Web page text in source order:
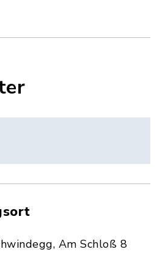
Am Schloß 8